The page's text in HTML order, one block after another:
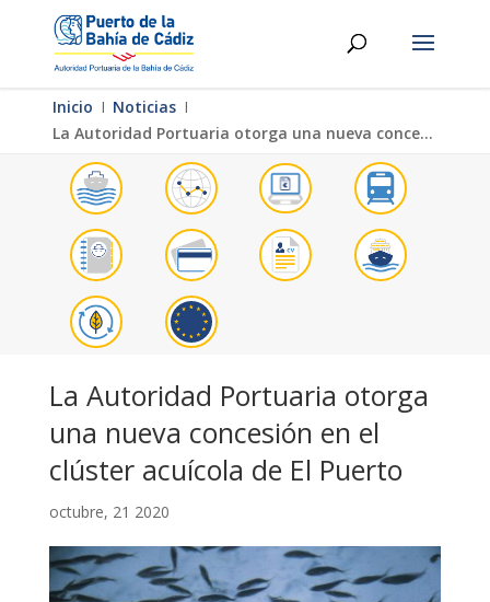
Inicio Ι Noticias Ι
La Autoridad Portuaria otorga una nueva concesión en el clúster acuícola de El Puerto
La Autoridad Portuaria otorga
una nueva concesión en el
clúster acuícola de El Puerto
octubre, 21 2020